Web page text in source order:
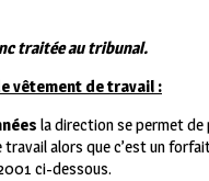
traitée au tribunal.
vêtement de travail :
la direction se permet
alors que c’est un
ci-dessous.